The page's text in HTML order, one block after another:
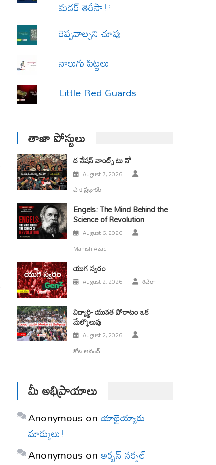
మదర్ తెరీసా!”
రెప్పవాల్చని చూపు
నాలుగు పిట్టలు
Little Red Guards
తాజా పోస్టులు
ద నేషన్ వాంట్స్ టు నో
August 7, 2026
ఎ కె ప్రభాకర్
Engels: The Mind Behind the
Science of Revolution
August 6, 2026
Manish Azad
యుగ స్వ‌రం
August 2, 2026 రివేరా
విద్యార్థి- యువత పోరాటం ఒక
మేల్కొలుపు
August 2, 2026
కోట ఆనంద్
మీ అభిప్రాయాలు
Anonymous onయాభైయ్యారు
మార్కులు!
Anonymous onఅర్బన్ నక్సల్